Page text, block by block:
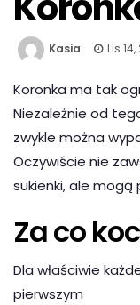
Kasia Lis 14,
Koronka ma tak
Niezależnie od
zwykle można
Oczywiście nie
sukienki, ale mogą
Za co
Dla właściwie
pierwszym